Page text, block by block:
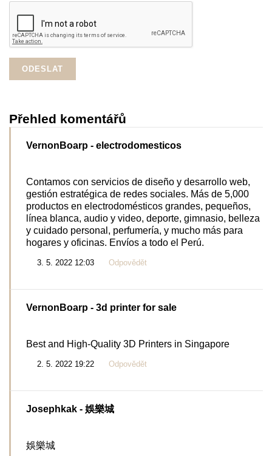
Přehled komentářů
VernonBoarp - electrodomesticos
Contamos con servicios de diseño y desarrollo web,
gestión estratégica de redes sociales. Más de 5,000
productos en electrodomésticos grandes, pequeños,
línea blanca, audio y video, deporte, gimnasio, belleza
y cuidado personal, perfumería, y mucho más para
hogares y oficinas. Envíos a todo el Perú.
3. 5. 2022 12:03 Odpovědět
VernonBoarp - 3d printer for sale
Best and High-Quality 3D Printers in Singapore
2. 5. 2022 19:22 Odpovědět
Josephkak - 娛樂城
娛樂城